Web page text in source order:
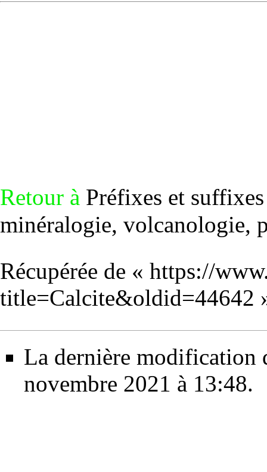
Retour à Préfixes et
minéralogie, volcanologie,
Récupérée de « https://
title=Calcite&oldid=44642
La dernière modification
novembre 2021 à 13:48.